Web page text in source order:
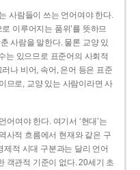
사람들이 쓰는 언어여야 한다.
이루어지는 품위’를 뜻하므
사람을 말한다. 물론 교양 있
는 있으므로 표준어의 사회적
나 비어, 속어, 은어 등은 표준
므로, 교양 있는 사람이라면 사
여야 한다. 여기서 ‘현대’는
사적 흐름에서 현재와 같은 구
제적 시대 구분과는 달리 언어
객관적 기준이 없다. 20세기 초